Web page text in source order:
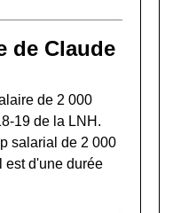
de Claude
de 2 000
19 de la LNH.
salarial de 2 000
est d'une durée